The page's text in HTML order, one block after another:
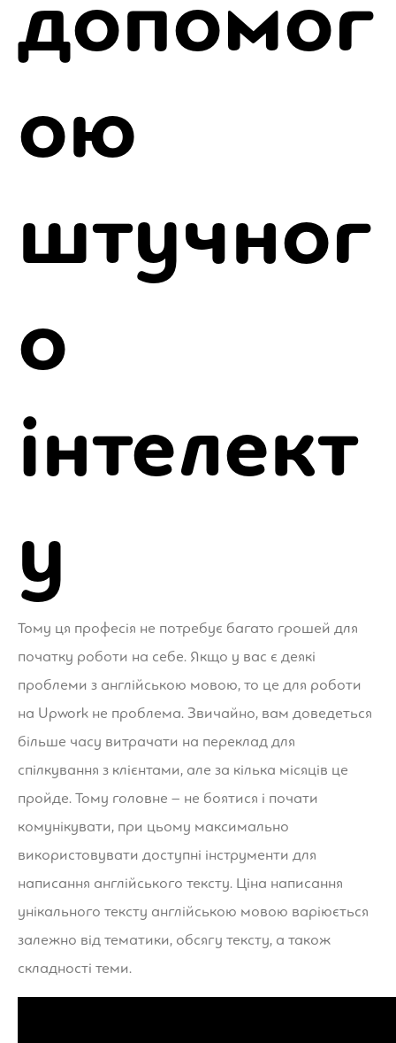
допомог
ою
штучног
о
інтелект
у
Тому ця професія не потребує багато грошей для
початку роботи на себе. Якщо у вас є деякі
проблеми з англійською мовою, то це для роботи
на Upwork не проблема. Звичайно, вам доведеться
більше часу витрачати на переклад для
спілкування з клієнтами, але за кілька місяців це
пройде. Тому головне – не боятися і почати
комунікувати, при цьому максимально
використовувати доступні інструменти для
написання англійського тексту. Ціна написання
унікального тексту англійською мовою варіюється
залежно від тематики, обсягу тексту, а також
складності теми.